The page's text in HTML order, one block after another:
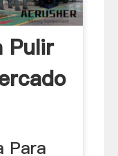
Pulir
Para